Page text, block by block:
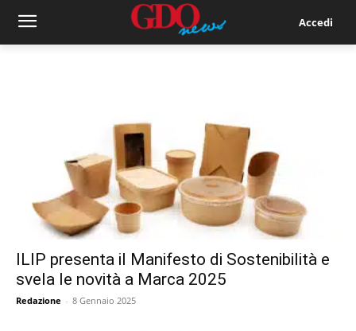
Accedi
ILIP presenta il Manifesto di Sostenibilità e
svela le novità a Marca 2025
Redazione - 8 Gennaio 2025